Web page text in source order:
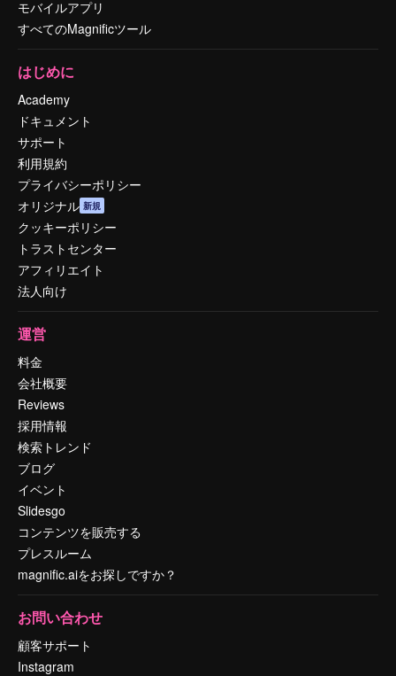
モバイルアプリ
すべてのMagnificツール
はじめに
Academy
ドキュメント
サポート
利用規約
プライバシーポリシー
オリジナル 新規
クッキーポリシー
トラストセンター
アフィリエイト
法人向け
運営
料金
会社概要
Reviews
採用情報
検索トレンド
ブログ
イベント
Slidesgo
コンテンツを販売する
プレスルーム
magnific.aiをお探しですか？
お問い合わせ
顧客サポート
Instagram